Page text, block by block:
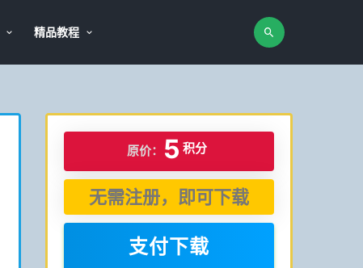
精品教程
原价： 5 积分
无需注册，即可下载
支付下载